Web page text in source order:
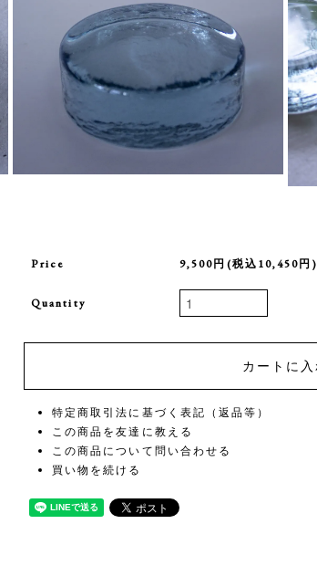
Price 9,500円(税込10,450円)
Quantity
特定商取引法に基づく表記（返品等）
この商品を友達に教える
この商品について問い合わせる
買い物を続ける